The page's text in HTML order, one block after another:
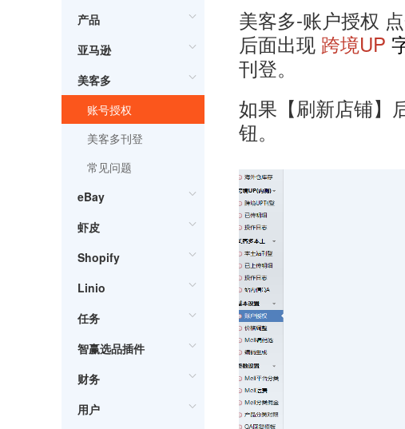
产品
亚马逊
美客多
账号授权
美客多刊登
常见问题
eBay
虾皮
Shopify
Linio
任务
智赢选品插件
财务
用户
美客多-账户授权
后面出现 跨境UP
刊登。
如果【刷新店铺】
钮。